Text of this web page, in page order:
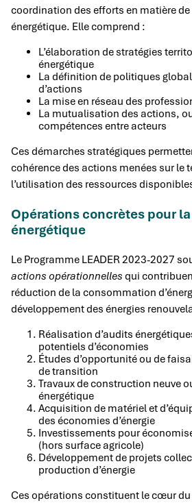
coordination des efforts en matière
énergétique. Elle comprend :
L’élaboration de stratégies
énergétique
La définition de politiques
d’actions
La mise en réseau des
La mutualisation des actions,
compétences entre acteurs
Ces démarches stratégiques
cohérence des actions menées sur le
l’utilisation des ressources
Opérations concrètes pour
énergétique
Le Programme LEADER 2023-2027
actions opérationnelles qui
réduction de la consommation
développement des énergies
Réalisation d’audits
potentiels d’économies
Études d’opportunité ou de
de transition
Travaux de construction neuve
énergétique
Acquisition de matériel et
des économies d’énergie
Investissements pour
(hors surface agricole)
Développement de projets
production d’énergie
Ces opérations constituent le cœur